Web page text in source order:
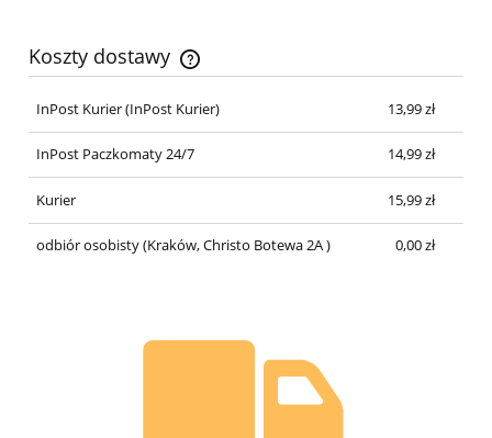
Koszty dostawy
Cena nie zawiera ewentualnych kosztów płatności
InPost Kurier(InPost Kurier) 13,99 zł
InPost Paczkomaty 24/7 14,99 zł
Kurier 15,99 zł
odbiór osobisty(Kraków, Christo Botewa 2A ) 0,00 zł